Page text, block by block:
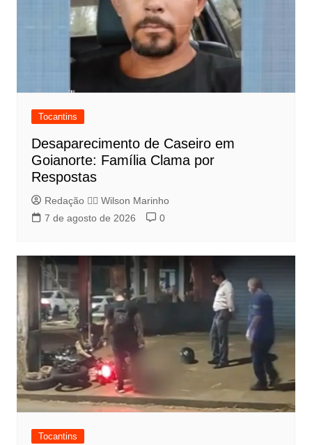
Tocantins
Desaparecimento de Caseiro em
Goianorte: Família Clama por
Respostas
Redação 👨‍⚖️​ Wilson Marinho
7 de agosto de 2026
0
Tocantins